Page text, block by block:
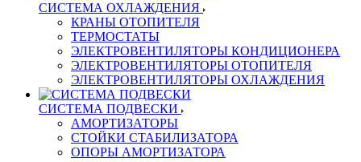
СИСТЕМА ОХЛАЖДЕНИЯ
КРАНЫ ОТОПИТЕЛЯ
ТЕРМОСТАТЫ
ЭЛЕКТРОВЕНТИЛЯТОРЫ КОНДИЦИОНЕРА
ЭЛЕКТРОВЕНТИЛЯТОРЫ ОТОПИТЕЛЯ
ЭЛЕКТРОВЕНТИЛЯТОРЫ ОХЛАЖДЕНИЯ
СИСТЕМА ПОДВЕСКИ
АМОРТИЗАТОРЫ
СТОЙКИ СТАБИЛИЗАТОРА
ОПОРЫ АМОРТИЗАТОРА